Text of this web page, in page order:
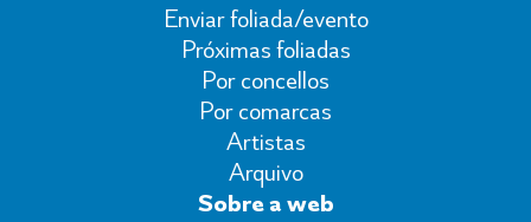
Enviar foliada/evento
Próximas foliadas
Por concellos
Por comarcas
Artistas
Arquivo
Sobre a web